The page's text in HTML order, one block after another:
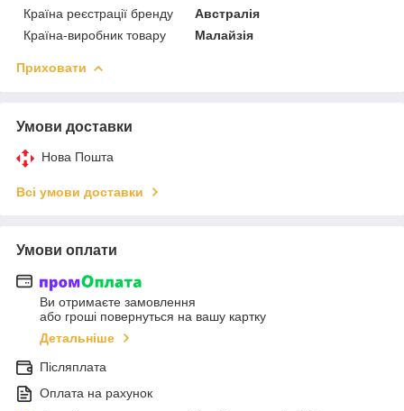
Країна реєстрації бренду
Австралія
Країна-виробник товару
Малайзія
Приховати
Умови доставки
Нова Пошта
Всі умови доставки
Умови оплати
Ви отримаєте замовлення
або гроші повернуться на вашу картку
Детальніше
Післяплата
Оплата на рахунок